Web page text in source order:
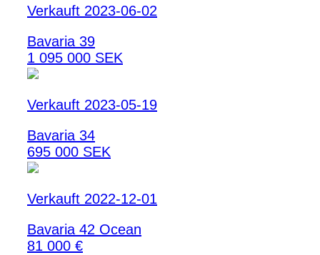
Verkauft 2023-06-02
Bavaria 39
1 095 000 SEK
Verkauft 2023-05-19
Bavaria 34
695 000 SEK
Verkauft 2022-12-01
Bavaria 42 Ocean
81 000 €